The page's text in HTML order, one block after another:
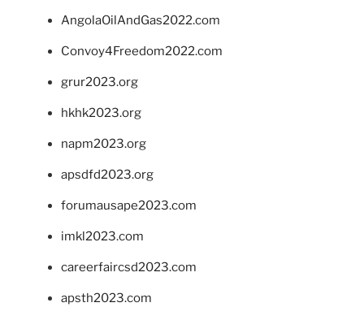
AngolaOilAndGas2022.com
Convoy4Freedom2022.com
grur2023.org
hkhk2023.org
napm2023.org
apsdfd2023.org
forumausape2023.com
imkl2023.com
careerfaircsd2023.com
apsth2023.com